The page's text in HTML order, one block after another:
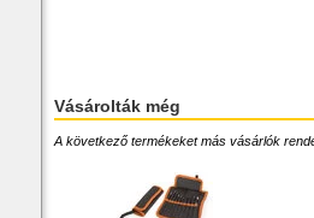
Vásárolták még
A következő termékeket más vásárlók